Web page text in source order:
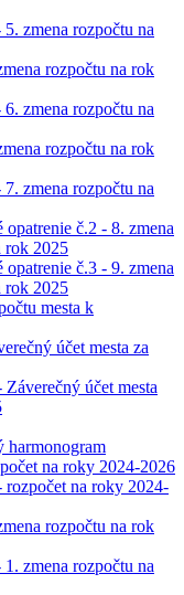
5. zmena rozpočtu na
rozpočtu na rok
6. zmena rozpočtu na
rozpočtu na rok
7. zmena rozpočtu na
opatrenie č.2 - 8. zmena
rok 2025
opatrenie č.3 - 9. zmena
rok 2025
mesta k
účet mesta za
Záverečný účet mesta
harmonogram
na roky 2024-2026
rozpočet na roky 2024-
rozpočtu na rok
1. zmena rozpočtu na